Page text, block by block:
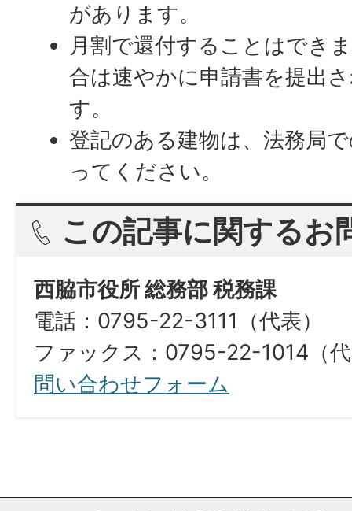
があります。
月割で還付することはでき
合は速やかに申請書を提出
す。
登記のある建物は、法務局
ってください。
この記事に関するお
西脇市役所 総務部 税務課
電話：0795-22-3111（代表）
ファックス：0795-22-1014（
問い合わせフォーム